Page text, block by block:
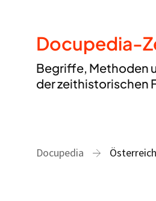
Docupedia-
Begriffe, Methoden
der zeithistorischen
Docupedia